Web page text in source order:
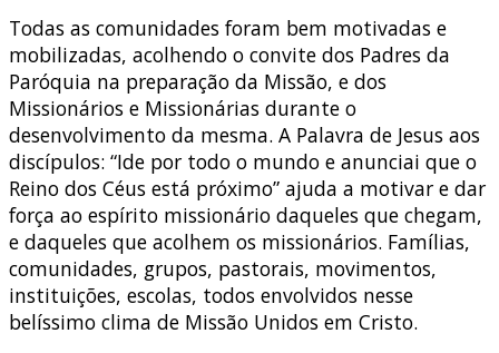
Todas as comunidades foram bem motivadas e
mobilizadas, acolhendo o convite dos Padres da
Paróquia na preparação da Missão, e dos
Missionários e Missionárias durante o
desenvolvimento da mesma. A Palavra de Jesus aos
discípulos: “Ide por todo o mundo e anunciai que o
Reino dos Céus está próximo” ajuda a motivar e dar
força ao espírito missionário daqueles que chegam,
e daqueles que acolhem os missionários. Famílias,
comunidades, grupos, pastorais, movimentos,
instituições, escolas, todos envolvidos nesse
belíssimo clima de Missão Unidos em Cristo.